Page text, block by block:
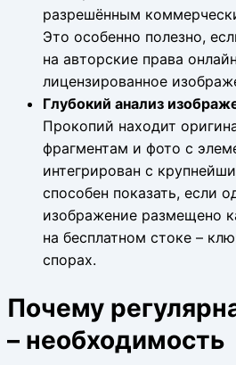
разрешённым
Это особенно полезно,
на авторские права
лицензированное
Глубокий анализ
Прокопий находит
фрагментам и фото с
интегрирован с
способен показать, если
изображение размещено
на бесплатном стоке –
спорах.
Почему
– необходимость